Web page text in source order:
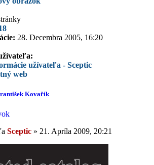
28. Decembra 2005, 16:20
užívateľa - Sceptic
web
Kovařík
Sceptic » 21. Apríla 2009, 20:21